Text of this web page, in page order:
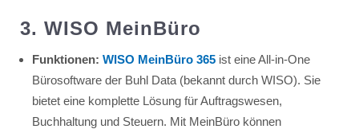
3. WISO MeinBüro
Funktionen: WISO MeinBüro 365ist eine All-in-One
Bürosoftware der Buhl Data (bekannt durch WISO). Sie
bietet eine komplette Lösung für Auftragswesen,
Buchhaltung und Steuern. Mit MeinBüro können